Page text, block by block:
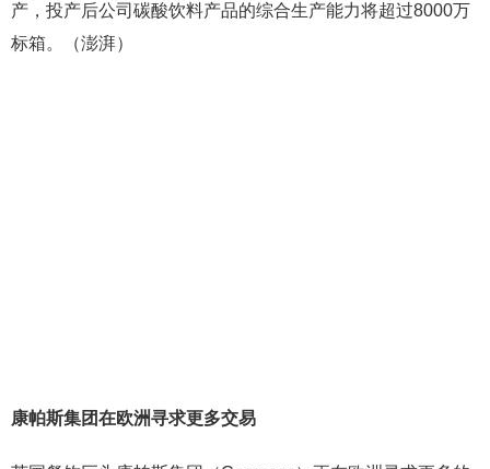
产，投产后公司碳酸饮料产品的综合生产能力将超过8000万
标箱。（澎湃）
康帕斯集团在欧洲寻求更多交易